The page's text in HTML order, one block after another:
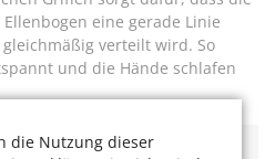
die Nutzung dieser
eine gerade Linie
verteilt wird. So
und die Hände schlafen